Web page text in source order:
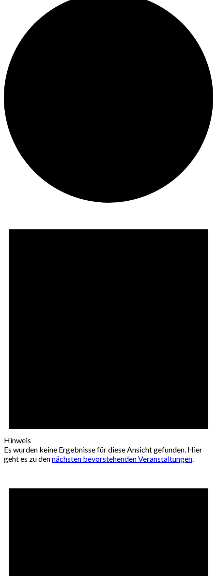
Hinweis
Es wurden keine Ergebnisse für diese Ansicht gefunden. Hier
geht es zu dennächsten bevorstehenden Veranstaltungen.